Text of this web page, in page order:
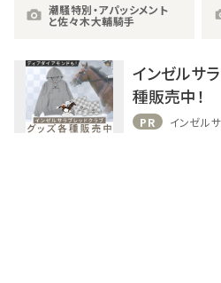
潮騒特別・アパッシメント
と佐々木大輔騎手
インゼルサ
種販売中！
PR インゼル